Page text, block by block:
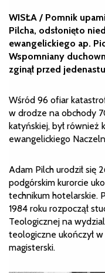
WISŁA / Pomnik
Pilcha, odsłonięto
ewangelickiego ap.
Wspomniany
zginął przed
Wśród 96 ofiar
w drodze na obchody
katyńskiej, był również
ewangelickiego
Adam Pilch urodził się
podgórskim kurorcie
technikum hotelarskie.
1984 roku rozpoczął
Teologicznej na
teologiczne ukończył
magisterski.